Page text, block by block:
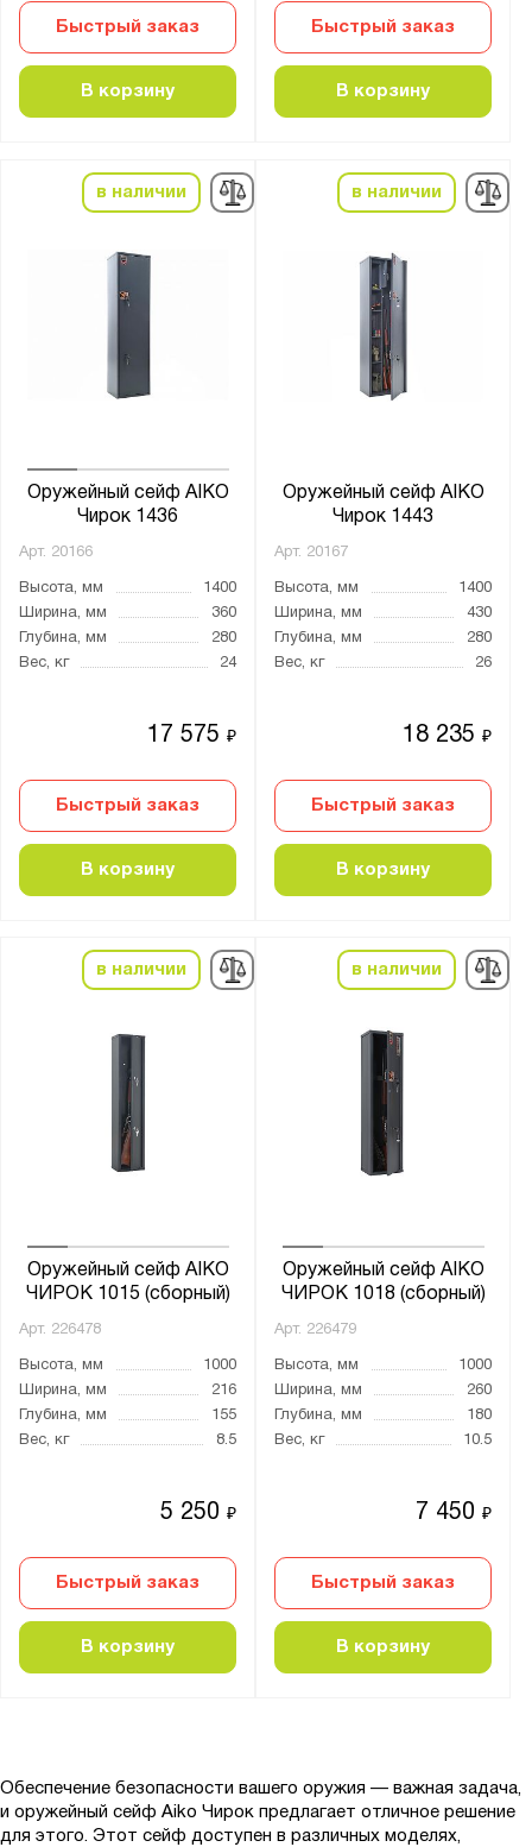
Быстрый заказ
В корзину
Быстрый заказ
В корзину
в наличии
Оружейный сейф AIKO
Чирок 1436
Арт. 20166
Высота, мм
1400
Ширина, мм
360
Глубина, мм
280
Вес, кг
24
17 575₽
Быстрый заказ
В корзину
в наличии
Оружейный сейф AIKO
Чирок 1443
Арт. 20167
Высота, мм
1400
Ширина, мм
430
Глубина, мм
280
Вес, кг
26
18 235₽
Быстрый заказ
В корзину
в наличии
Оружейный сейф AIKO
ЧИРОК 1015 (сборный)
Арт. 226478
Высота, мм
1000
Ширина, мм
216
Глубина, мм
155
Вес, кг
8.5
5 250₽
Быстрый заказ
В корзину
в наличии
Оружейный сейф AIKO
ЧИРОК 1018 (сборный)
Арт. 226479
Высота, мм
1000
Ширина, мм
260
Глубина, мм
180
Вес, кг
10.5
7 450₽
Быстрый заказ
В корзину
Обеспечение безопасности вашего оружия — важная задача,
и оружейный сейф Aiko Чирок предлагает отличное решение
для этого. Этот сейф доступен в различных моделях,